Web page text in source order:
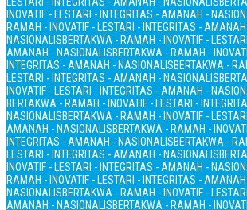
INOVATIF - LESTARI - INTEGRITAS - AMANAH -
RAMAH - INOVATIF - LESTARI - INTEGRITAS -
NASIONALISBERTAKWA - RAMAH - INOVATIF -
AMANAH - NASIONALISBERTAKWA - RAMAH -
INTEGRITAS - AMANAH - NASIONALISBERTAKWA -
LESTARI - INTEGRITAS - AMANAH - NASIONALIS
INOVATIF - LESTARI - INTEGRITAS - AMANAH -
BERTAKWA - RAMAH - INOVATIF - LESTARI -
NASIONALISBERTAKWA - RAMAH - INOVATIF -
AMANAH - NASIONALISBERTAKWA - RAMAH -
INTEGRITAS - AMANAH - NASIONALISBERTAKWA -
LESTARI - INTEGRITAS - AMANAH - NASIONALIS
INOVATIF - LESTARI - INTEGRITAS - AMANAH -
RAMAH - INOVATIF - LESTARI - INTEGRITAS -
NASIONALISBERTAKWA - RAMAH - INOVATIF -
AMANAH - NASIONALISBERTAKWA - RAMAH -